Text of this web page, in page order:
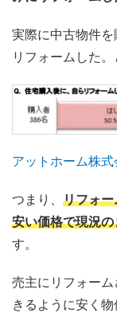
実際に中古物件
リフォームした。
アットホーム株
つまり、 リフォー
安い価格で現況
す。
売主にリフォー
きるように安く